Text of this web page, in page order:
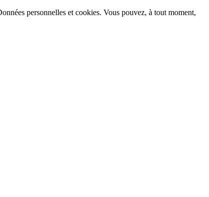
personnelles et cookies. Vous pouvez, à tout moment,